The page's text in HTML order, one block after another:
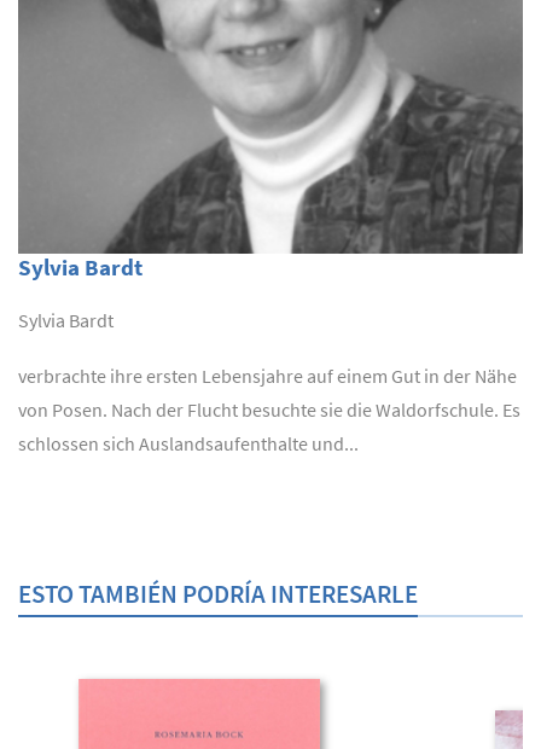
Sylvia Bardt
Sylvia Bardt
verbrachte ihre ersten Lebensjahre auf einem Gut in der Nähe
von Posen. Nach der Flucht besuchte sie die Waldorfschule. Es
schlossen sich Auslandsaufenthalte und...
ESTO TAMBIÉN PODRÍA INTERESARLE